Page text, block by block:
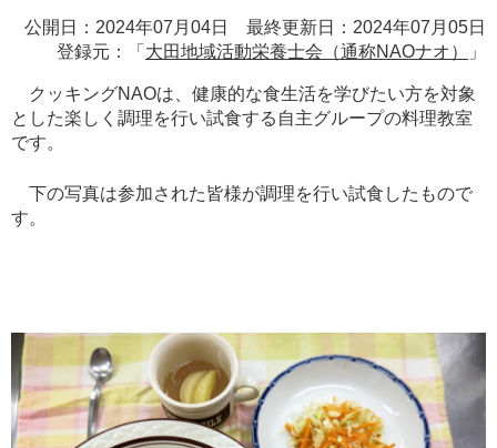
公開日：2024年07月04日 最終更新日：2024年07月05日
登録元：「 大田地域活動栄養士会（通称NAOナオ） 」
クッキングNAOは、健康的な食生活を学びたい方を対象
とした楽しく調理を行い試食する自主グループの料理教室
です。
下の写真は参加された皆様が調理を行い試食したもので
す。